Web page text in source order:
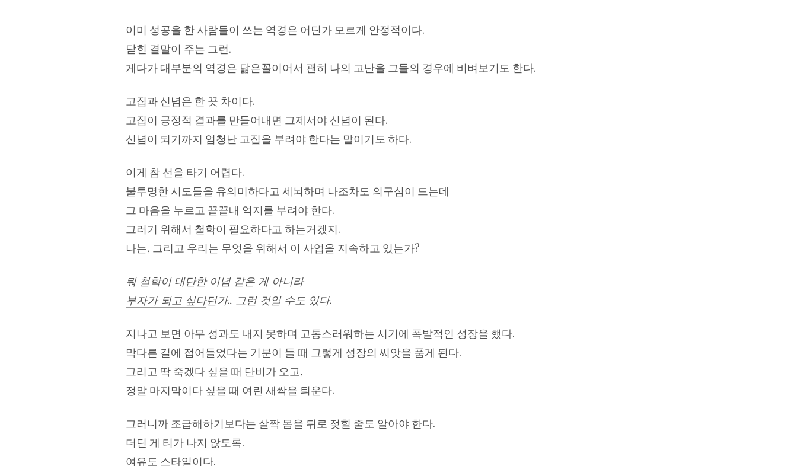
이미 성공을 한 사람들이 쓰는 역경은 어딘가 모르게 안정적이다.
닫힌 결말이 주는 그런.
게다가 대부분의 역경은 닮은꼴이어서 괜히 나의 고난을 그들의 경우에 비벼보기도 한다.
고집과 신념은 한 끗 차이다.
고집이 긍정적 결과를 만들어내면 그제서야 신념이 된다.
신념이 되기까지 엄청난 고집을 부려야 한다는 말이기도 하다.
이게 참 선을 타기 어렵다.
불투명한 시도들을 유의미하다고 세뇌하며 나조차도 의구심이 드는데
그 마음을 누르고 끝끝내 억지를 부려야 한다.
그러기 위해서 철학이 필요하다고 하는거겠지.
나는, 그리고 우리는 무엇을 위해서 이 사업을 지속하고 있는가?
뭐 철학이 대단한 이념 같은 게 아니라
부자가 되고 싶다던가.. 그런 것일 수도 있다.
지나고 보면 아무 성과도 내지 못하며 고통스러워하는 시기에 폭발적인 성장을 했다.
막다른 길에 접어들었다는 기분이 들 때 그렇게 성장의 씨앗을 품게 된다.
그리고 딱 죽겠다 싶을 때 단비가 오고,
정말 마지막이다 싶을 때 여린 새싹을 틔운다.
그러니까 조급해하기보다는 살짝 몸을 뒤로 젖힐 줄도 알아야 한다.
더딘 게 티가 나지 않도록.
여유도 스타일이다.